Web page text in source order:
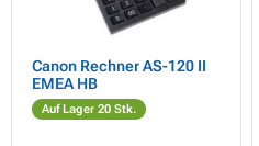
Canon Rechner AS-120 II
EMEA HB
Auf Lager 20 Stk.